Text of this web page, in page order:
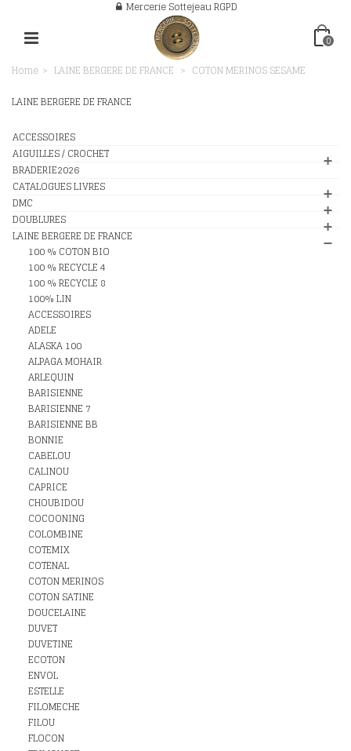
Mercerie Sottejeau RGPD
0
Home > LAINE BERGERE DE FRANCE > COTON MERINOS SESAME
LAINE BERGERE DE FRANCE
ACCESSOIRES
AIGUILLES / CROCHET
BRADERIE2026
CATALOGUES LIVRES
DMC
DOUBLURES
LAINE BERGERE DE FRANCE
100 % COTON BIO
100 % RECYCLE 4
100 % RECYCLE 8
100% LIN
ACCESSOIRES
ADELE
ALASKA 100
ALPAGA MOHAIR
ARLEQUIN
BARISIENNE
BARISIENNE 7
BARISIENNE BB
BONNIE
CABELOU
CALINOU
CAPRICE
CHOUBIDOU
COCOONING
COLOMBINE
COTEMIX
COTENAL
COTON MERINOS
COTON SATINE
DOUCELAINE
DUVET
DUVETINE
ECOTON
ENVOL
ESTELLE
FILOMECHE
FILOU
FLOCON